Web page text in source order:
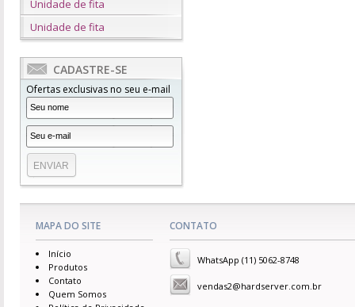
Unidade de fita
Unidade de fita
CADASTRE-SE
Ofertas exclusivas no seu e-mail
MAPA DO SITE
Início
Produtos
Contato
Quem Somos
CONTATO
WhatsApp (11) 5062-8748
vendas2@hardserver.com.br